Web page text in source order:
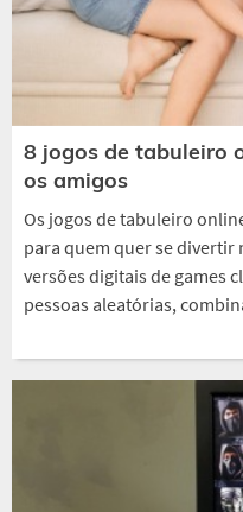
8 jogos de tabuleiro
os amigos
Os jogos de tabuleiro
para quem quer se divertir
versões digitais de games
pessoas aleatórias,